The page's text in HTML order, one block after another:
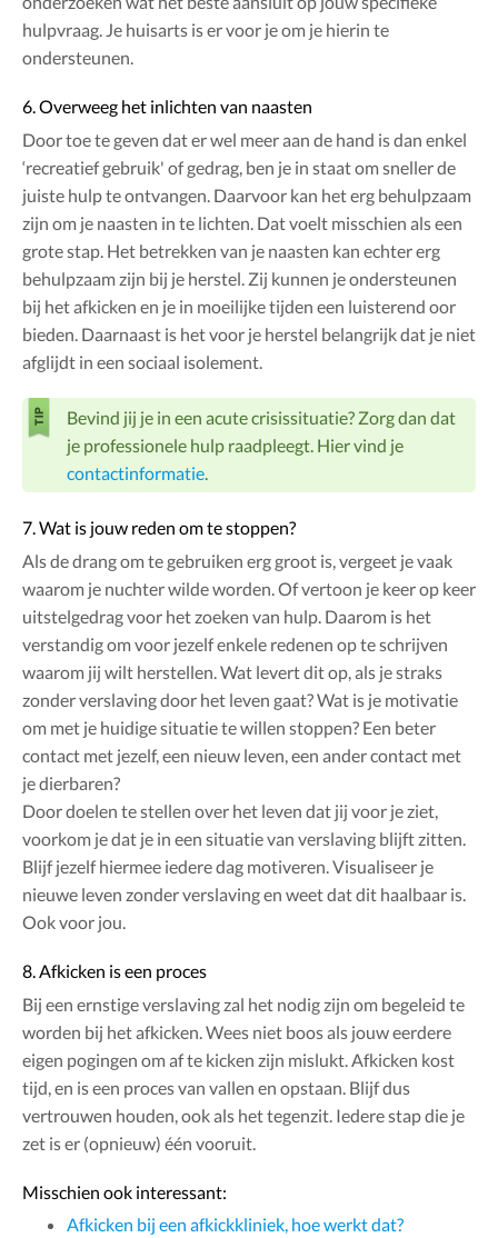
hulpvraag. Je huisarts is er voor je om je hierin te
ondersteunen.
6. Overweeg het inlichten van naasten
Door toe te geven dat er wel meer aan de hand is dan enkel
‘recreatief gebruik' of gedrag, ben je in staat om sneller de
juiste hulp te ontvangen. Daarvoor kan het erg behulpzaam
zijn om je naasten in te lichten. Dat voelt misschien als een
grote stap. Het betrekken van je naasten kan echter erg
behulpzaam zijn bij je herstel. Zij kunnen je ondersteunen
bij het afkicken en je in moeilijke tijden een luisterend oor
bieden. Daarnaast is het voor je herstel belangrijk dat je niet
afglijdt in een sociaal isolement.
Bevind jij je in een acute crisissituatie? Zorg dan dat
je professionele hulp raadpleegt. Hier vind je
contactinformatie.
7. Wat is jouw reden om te stoppen?
Als de drang om te gebruiken erg groot is, vergeet je vaak
waarom je nuchter wilde worden. Of vertoon je keer op keer
uitstelgedrag voor het zoeken van hulp. Daarom is het
verstandig om voor jezelf enkele redenen op te schrijven
waarom jij wilt herstellen. Wat levert dit op, als je straks
zonder verslaving door het leven gaat? Wat is je motivatie
om met je huidige situatie te willen stoppen? Een beter
contact met jezelf, een nieuw leven, een ander contact met
je dierbaren?
Door doelen te stellen over het leven dat jij voor je ziet,
voorkom je dat je in een situatie van verslaving blijft zitten.
Blijf jezelf hiermee iedere dag motiveren. Visualiseer je
nieuwe leven zonder verslaving en weet dat dit haalbaar is.
Ook voor jou.
8. Afkicken is een proces
Bij een ernstige verslaving zal het nodig zijn om begeleid te
worden bij het afkicken. Wees niet boos als jouw eerdere
eigen pogingen om af te kicken zijn mislukt. Afkicken kost
tijd, en is een proces van vallen en opstaan. Blijf dus
vertrouwen houden, ook als het tegenzit. Iedere stap die je
zet is er (opnieuw) één vooruit.
Misschien ook interessant:
Afkicken bij een afkickkliniek, hoe werkt dat?